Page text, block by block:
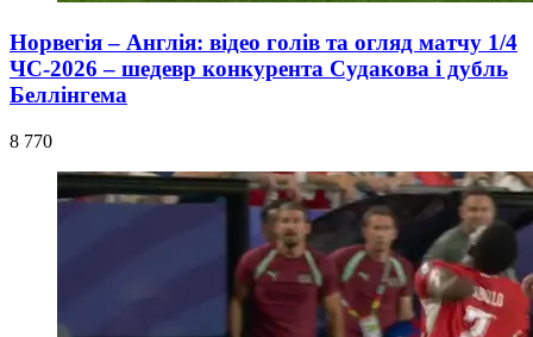
Норвегія – Англія: відео голів та огляд матчу 1/4
ЧС-2026 – шедевр конкурента Судакова і дубль
Беллінгема
8 770